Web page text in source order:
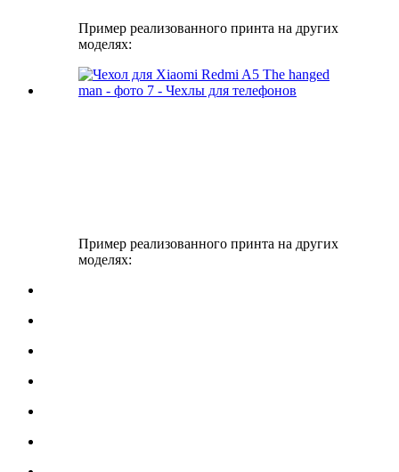
Пример реализованного принта на других
моделях:
Пример реализованного принта на других
моделях: